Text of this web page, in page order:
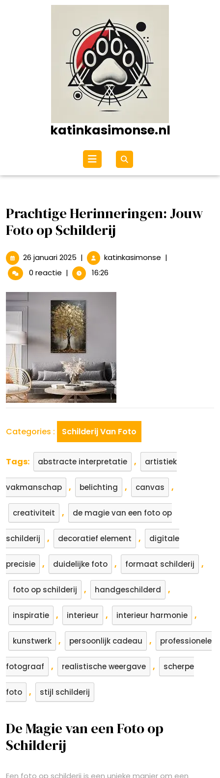
katinkasimonse.nl
Open
menu
Prachtige Herinneringen: Jouw
Foto op Schilderij
26 januari 2025 26
januari
2025
| katinkasimonse Prachtige
|
0 reactie | 16:26
Categories : Schilderij Van Foto
Tags: abstracte interpretatie , artistiek
vakmanschap , belichting , canvas ,
creativiteit , de magie van een foto op
schilderij , decoratief element , digitale
precisie , duidelijke foto , formaat schilderij ,
foto op schilderij , handgeschilderd ,
inspiratie , interieur , interieur harmonie ,
kunstwerk , persoonlijk cadeau , professionele
fotograaf , realistische weergave , scherpe
foto , stijl schilderij
De Magie van een Foto op
Schilderij
Een foto op schilderij is een unieke manier om een